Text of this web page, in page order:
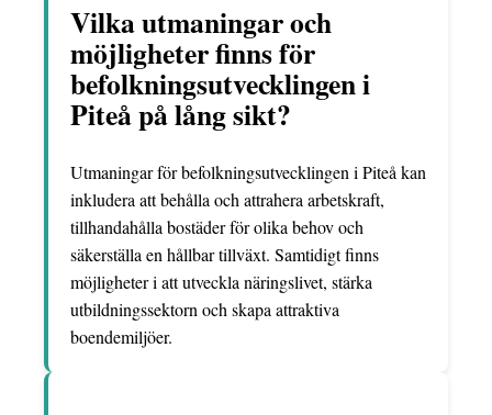
Vilka utmaningar och
möjligheter finns för
befolkningsutvecklingen i
Piteå på lång sikt?
Utmaningar för befolkningsutvecklingen i Piteå kan
inkludera att behålla och attrahera arbetskraft,
tillhandahålla bostäder för olika behov och
säkerställa en hållbar tillväxt. Samtidigt finns
möjligheter i att utveckla näringslivet, stärka
utbildningssektorn och skapa attraktiva
boendemiljöer.